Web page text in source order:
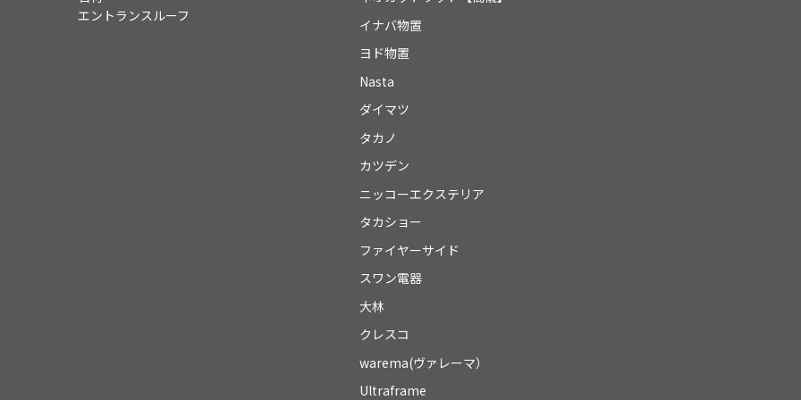
エントランスルーフ
イナバ物置
ヨド物置
Nasta
ダイマツ
タカノ
カツデン
ニッコーエクステリア
タカショー
ファイヤーサイド
スワン電器
大林
クレスコ
warema(ヴァレーマ）
Ultraframe